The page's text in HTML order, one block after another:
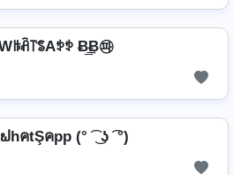
Ƀ͢͢͢Ƀ㉺
hคtŞคpp (° ͡ ͜ ʖ ͡ °)